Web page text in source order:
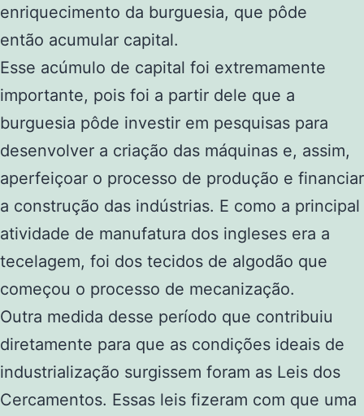
enriquecimento da burguesia, que pôde
então acumular capital.
Esse acúmulo de capital foi extremamente
importante, pois foi a partir dele que a
burguesia pôde investir em pesquisas para
desenvolver a criação das máquinas e, assim,
aperfeiçoar o processo de produção e financiar
a construção das indústrias. E como a principal
atividade de manufatura dos ingleses era a
tecelagem, foi dos tecidos de algodão que
começou o processo de mecanização.
Outra medida desse período que contribuiu
diretamente para que as condições ideais de
industrialização surgissem foram as Leis dos
Cercamentos. Essas leis fizeram com que uma